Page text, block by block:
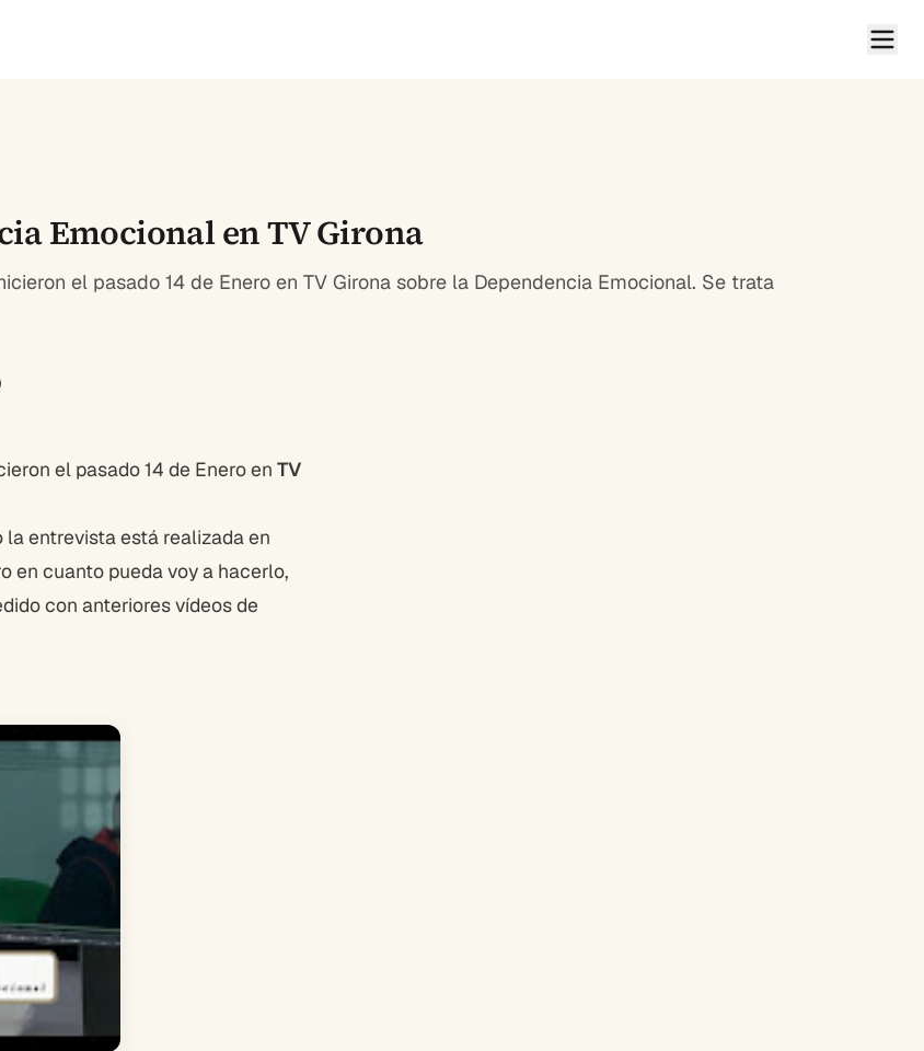
Emocional en TV Girona
el pasado 14 de Enero en TV Girona sobre la Dependencia Emocional. Se trata
el pasado 14 de Enero en TV
entrevista está realizada en
en cuanto pueda voy a hacerlo,
con anteriores vídeos de